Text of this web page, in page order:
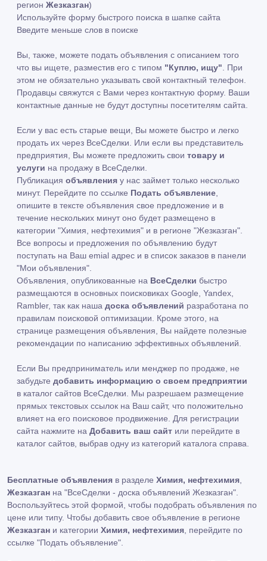
регион Жезказган)
Используйте форму быстрого поиска в шапке сайта
Введите меньше слов в поиске
Вы, также, можете подать объявления с описанием того
что вы ищете, разместив его с типом "Куплю, ищу" . При
этом не обязательно указывать свой контактный телефон.
Продавцы свяжутся с Вами через контактную форму. Ваши
контактные данные не будут доступны посетителям сайта.
Если у вас есть старые вещи, Вы можете быстро и легко
продать их через ВсеСделки. Или если вы представитель
предприятия, Вы можете предложить свои товару и
услуги на продажу в ВсеСделки.
Публикация объявления у нас займет только несколько
минут. Перейдите по ссылке Подать объявление
опишите в тексте объявления свое предложение и в
течение нескольких минут оно будет размещено в
категории "Химия, нефтехимия" и в регионе "Жезказган".
Все вопросы и предложения по объявлению будут
поступать на Ваш emial адрес и в список заказов в панели
"Мои объявления".
Объявления, опубликованные на ВсеСделки быстро
размещаются в основных поисковиках Google, Yandex,
Rambler, так как наша доска объявлений разработана по
правилам поисковой оптимизации. Кроме этого, на
странице размещения объявления, Вы найдете полезные
рекомендации по написанию эффективных объявлений.
Если Вы предприниматель или менджер по продаже, не
забудьте добавить информацию о своем предприятии
в каталог сайтов ВсеСделки. Мы разрешаем размещение
прямых текстовых ссылок на Ваш сайт, что положительно
влияет на его поисковое продвижение. Для регистрации
сайта нажмите на Добавить ваш сайт или перейдите в
каталог сайтов, выбрав одну из категорий каталога справа.
Бесплатные объявления в разделе Химия, нефтехимия
Жезказган на "ВсеСделки - доска объявлений Жезказган".
Воспользуйтесь этой формой, чтобы подобрать объявления по
цене или типу. Чтобы добавить свое объявление в регионе
Жезказган и категории Химия, нефтехимия , перейдите по
ссылке "Подать объявление"